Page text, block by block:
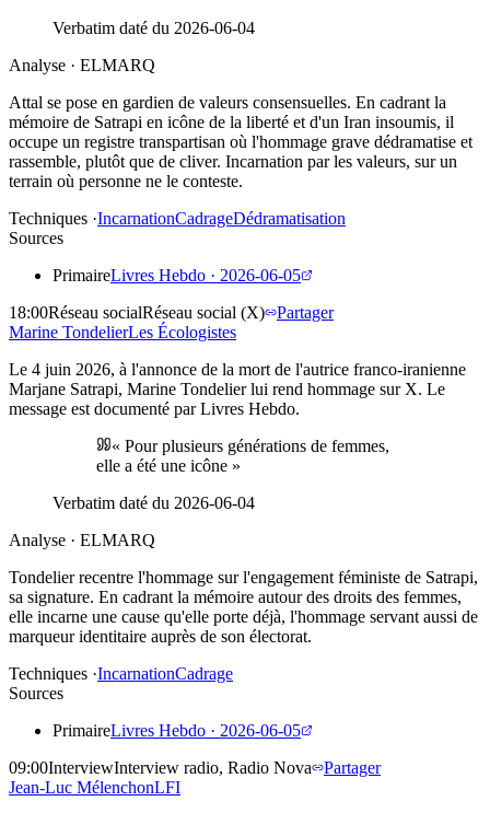
Verbatim daté du 2026-06-04
Analyse · ELMARQ
Attal se pose en gardien de valeurs consensuelles. En cadrant la
mémoire de Satrapi en icône de la liberté et d'un Iran insoumis, il
occupe un registre transpartisan où l'hommage grave dédramatise et
rassemble, plutôt que de cliver. Incarnation par les valeurs, sur un
terrain où personne ne le conteste.
Techniques ·IncarnationCadrageDédramatisation
Sources
PrimaireLivres Hebdo · 2026-06-05
18:00Réseau socialRéseau social (X)
Partager
Marine TondelierLes Écologistes
Le 4 juin 2026, à l'annonce de la mort de l'autrice franco-iranienne
Marjane Satrapi, Marine Tondelier lui rend hommage sur X. Le
message est documenté par Livres Hebdo.
« Pour plusieurs générations de femmes,
elle a été une icône »
Verbatim daté du 2026-06-04
Analyse · ELMARQ
Tondelier recentre l'hommage sur l'engagement féministe de Satrapi,
sa signature. En cadrant la mémoire autour des droits des femmes,
elle incarne une cause qu'elle porte déjà, l'hommage servant aussi de
marqueur identitaire auprès de son électorat.
Techniques ·IncarnationCadrage
Sources
PrimaireLivres Hebdo · 2026-06-05
09:00InterviewInterview radio, Radio Nova
Partager
Jean-Luc MélenchonLFI